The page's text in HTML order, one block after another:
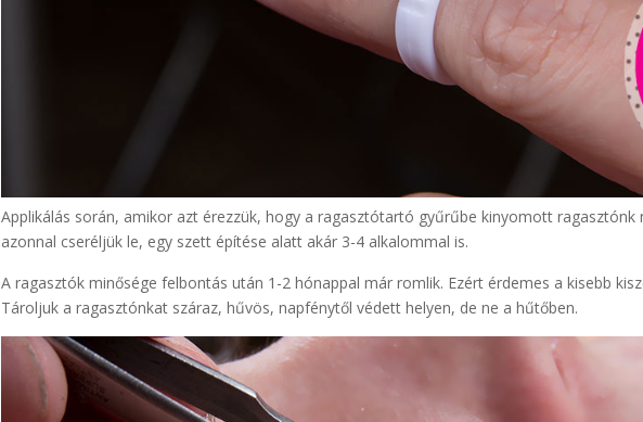
Applikálás során, amikor azt érezzük, hogy a ragasztótartó gyűrűbe kinyomott ragasztónk
azonnal cseréljük le, egy szett építése alatt akár 3-4 alkalommal is.
A ragasztók minősége felbontás után 1-2 hónappal már romlik. Ezért érdemes a kisebb
Tároljuk a ragasztónkat száraz, hűvös, napfénytől védett helyen, de ne a hűtőben.